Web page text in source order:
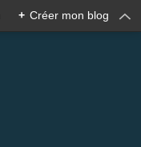
+ Créer mon blog